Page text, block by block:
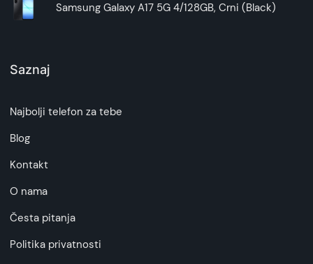
Samsung Galaxy A17 5G 4/128GB, Crni (Black)
Saznaj
Najbolji telefon za tebe
Blog
Kontakt
O nama
Česta pitanja
Politika privatnosti